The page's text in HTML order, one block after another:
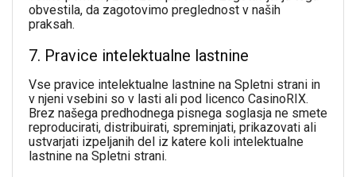
obvestila, da zagotovimo preglednost v naših
praksah.
7. Pravice intelektualne lastnine
Vse pravice intelektualne lastnine na Spletni strani in
v njeni vsebini so v lasti ali pod licenco CasinoRIX.
Brez našega predhodnega pisnega soglasja ne smete
reproducirati, distribuirati, spreminjati, prikazovati ali
ustvarjati izpeljanih del iz katere koli intelektualne
lastnine na Spletni strani.